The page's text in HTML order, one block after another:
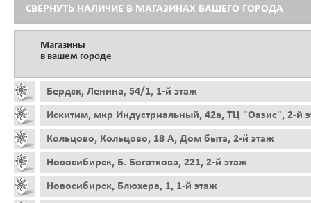
СВЕРНУТЬ НАЛИЧИЕ В МАГАЗИНАХ ВАШЕГО ГОРОДА
Магазины
в вашем городе
Бердск, Ленина, 54/1, 1-й этаж
Искитим, мкр Индустриальный, 42а, ТЦ "Оазис", 2-й
Кольцово, Кольцово, 18 А, Дом быта, 2-й этаж
Новосибирск, Б. Богаткова, 221, 2-й этаж
Новосибирск, Блюхера, 1, 1-й этаж